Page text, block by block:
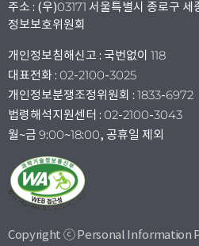
주소 : (우)03171 서울특별시 종로구
정보보호위원회
개인정보침해신고 : 국번없이 118
대표전화 : 02-2100-3025
개인정보분쟁조정위원회 : 1833-6972
법령해석지원센터 : 02-2100-3043
월~금 9:00~18:00, 공휴일 제외
Copyright ⓒ Personal Information